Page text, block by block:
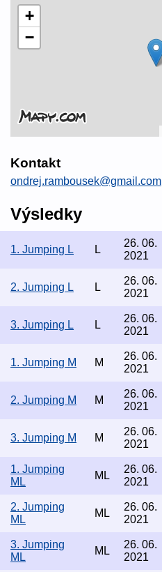
+
−
Kontakt
ondrej.rambousek@gmail.com
Výsledky
1. Jumping L L
26. 06.
2021
2. Jumping L L
26. 06.
2021
3. Jumping L L
26. 06.
2021
1. Jumping M M
26. 06.
2021
2. Jumping M M
26. 06.
2021
3. Jumping M M
26. 06.
2021
1. Jumping
ML
ML
26. 06.
2021
2. Jumping
ML
ML
26. 06.
2021
3. Jumping
ML
ML
26. 06.
2021